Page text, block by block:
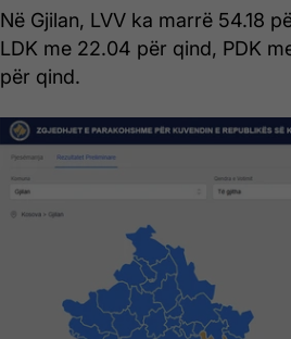
Në Gjilan, LVV ka marrë 54.18
LDK me 22.04 për qind, PDK
për qind.